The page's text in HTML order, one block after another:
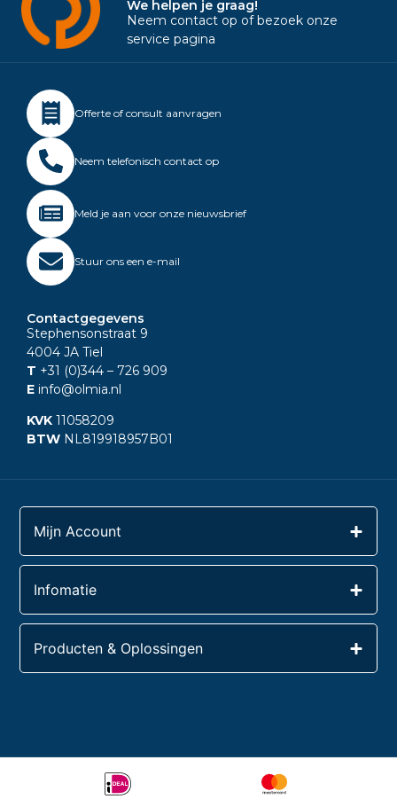
We helpen je graag!
Neem contact op of bezoek onze
service pagina
Offerte of consult aanvragen
Neem telefonisch contact op
Meld je aan voor onze nieuwsbrief
Stuur ons een e-mail
Contactgegevens
Stephensonstraat 9
4004 JA Tiel
T +31 (0)344 – 726 909
E info@olmia.nl
KVK 11058209
BTW NL819918957B01
Mijn Account
Infomatie
Producten & Oplossingen